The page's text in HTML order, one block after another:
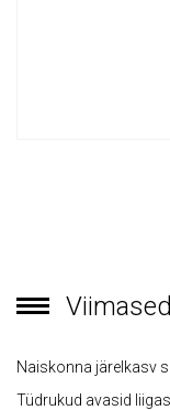
Viimased
Naiskonna järelkasv
Tüdrukud avasid